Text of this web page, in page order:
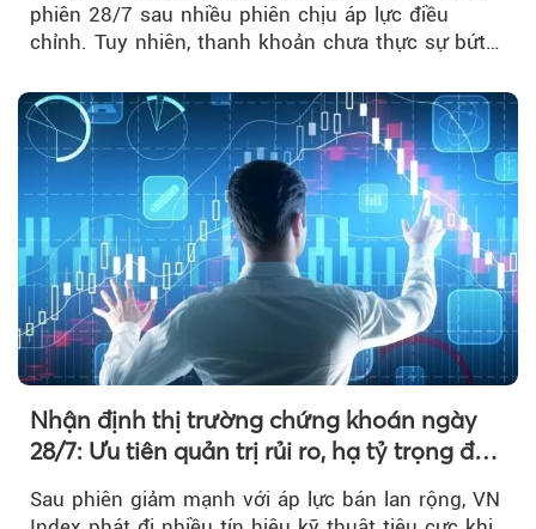
phiên 28/7 sau nhiều phiên chịu áp lực điều
chỉnh. Tuy nhiên, thanh khoản chưa thực sự bứt
Nhận định thị trường chứng khoán ngày
28/7: Ưu tiên quản trị rủi ro, hạ tỷ trọng đòn
Sau phiên giảm mạnh với áp lực bán lan rộng, VN